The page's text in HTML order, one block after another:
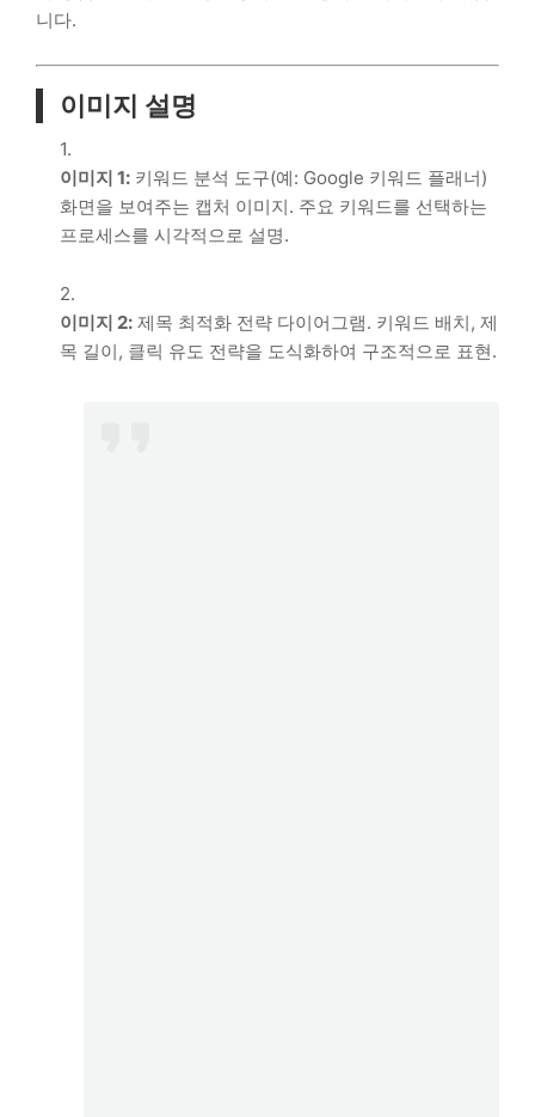
니다.
이미지 설명
이미지 1: 키워드 분석 도구(예: Google 키워드 플래너)
화면을 보여주는 캡처 이미지. 주요 키워드를 선택하는
프로세스를 시각적으로 설명.
이미지 2: 제목 최적화 전략 다이어그램. 키워드 배치, 제
목 길이, 클릭 유도 전략을 도식화하여 구조적으로 표현.